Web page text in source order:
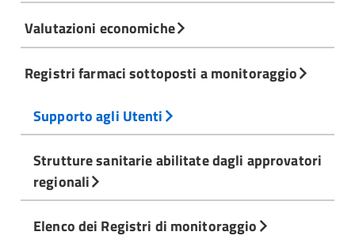
Valutazioni economiche
Registri farmaci sottoposti a monitoraggio
Supporto agli Utenti
Strutture sanitarie abilitate dagli approvatori
regionali
Elenco dei Registri di monitoraggio